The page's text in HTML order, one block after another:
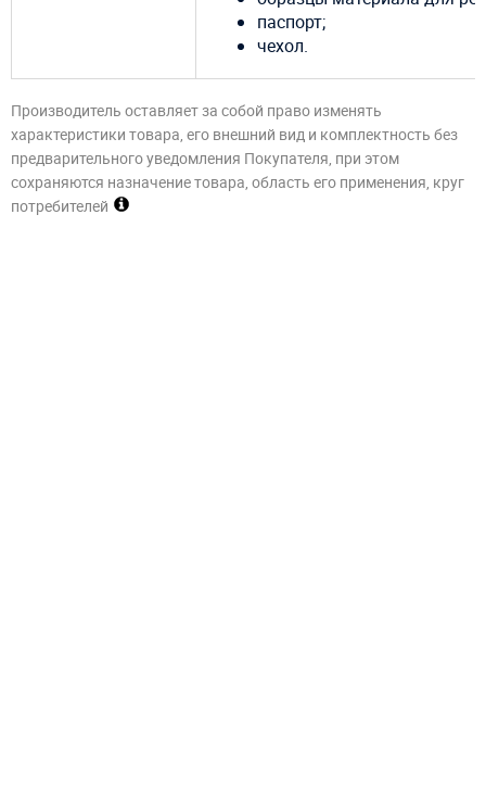
паспорт;
чехол.
Производитель оставляет за собой право изменять
характеристики товара, его внешний вид и комплектность без
предварительного уведомления Покупателя, при этом
сохраняются назначение товара, область его применения, круг
потребителей